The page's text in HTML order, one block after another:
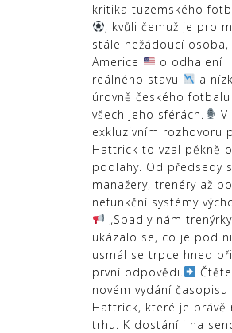
kritika tuzemského
, kvůli čemuž je pro
stále nežádoucí osoba,
Americe
o odhalení
reálného stavu
a
úrovně českého fotbalu
všech jeho sférách.
V
exkluzivním rozhovoru
Hattrick to vzal pěkně
podlahy. Od předsedy
manažery, trenéry až po
nefunkční systémy
„Spadly nám
ukázalo se, co je pod
usmál se trpce hned při
první odpovědi.
novém vydání časopisu
Hattrick, které je právě
trhu. K dostání i na